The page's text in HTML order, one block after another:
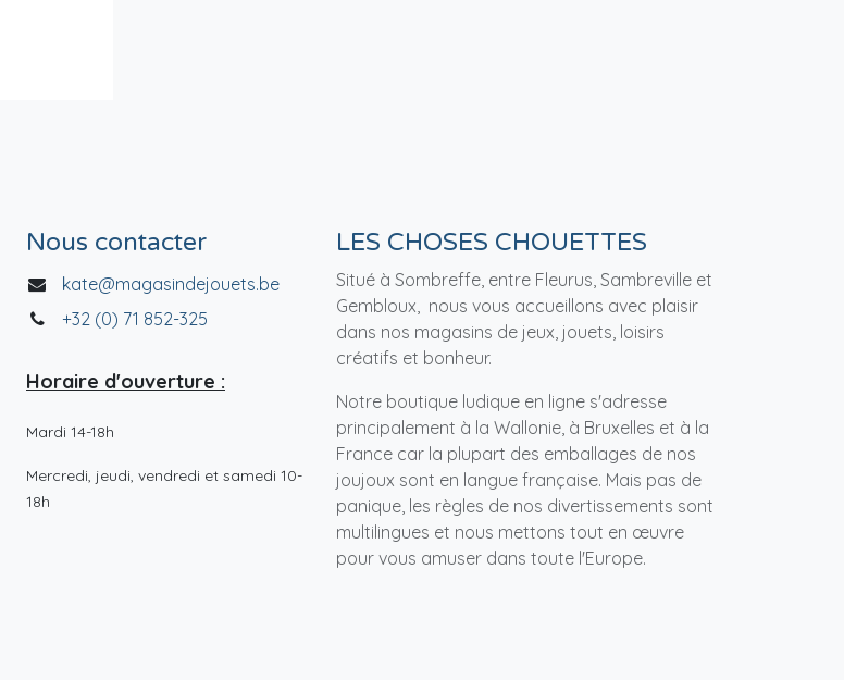
Nous contacter
kate@magasindejouets.be
+32 (0) 71 852-325
Horaire d'ouverture :
Mardi 14-18h
Mercredi, jeudi, vendredi et samedi 10-
18h
LES CHOSES CHOUETTES
Situé à Sombreffe, entre Fleurus, Sambreville et
Gembloux, nous vous accueillons avec plaisir
dans nos magasins de jeux, jouets, loisirs
créatifs et bonheur.
Notre boutique ludique en ligne s'adresse
principalement à la Wallonie, à Bruxelles et à la
France car la plupart des emballages de nos
joujoux sont en langue française. Mais pas de
panique, les règles de nos divertissements sont
multilingues et nous mettons tout en œuvre
pour vous amuser dans toute l'Europe.